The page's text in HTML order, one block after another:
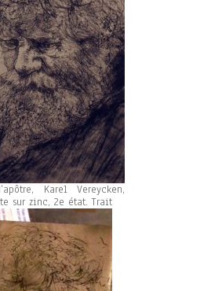
Karel Vereycken,
sur zinc, 2e état. Trait